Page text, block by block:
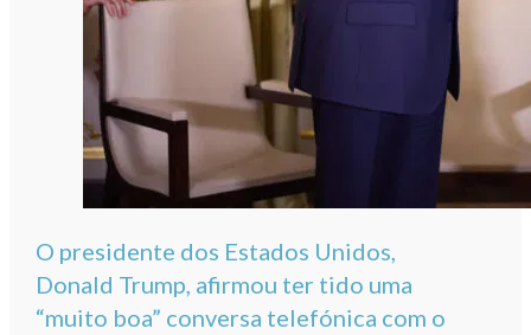
O presidente dos Estados Unidos,
Donald Trump, afirmou ter tido uma
“muito boa” conversa telefónica com o